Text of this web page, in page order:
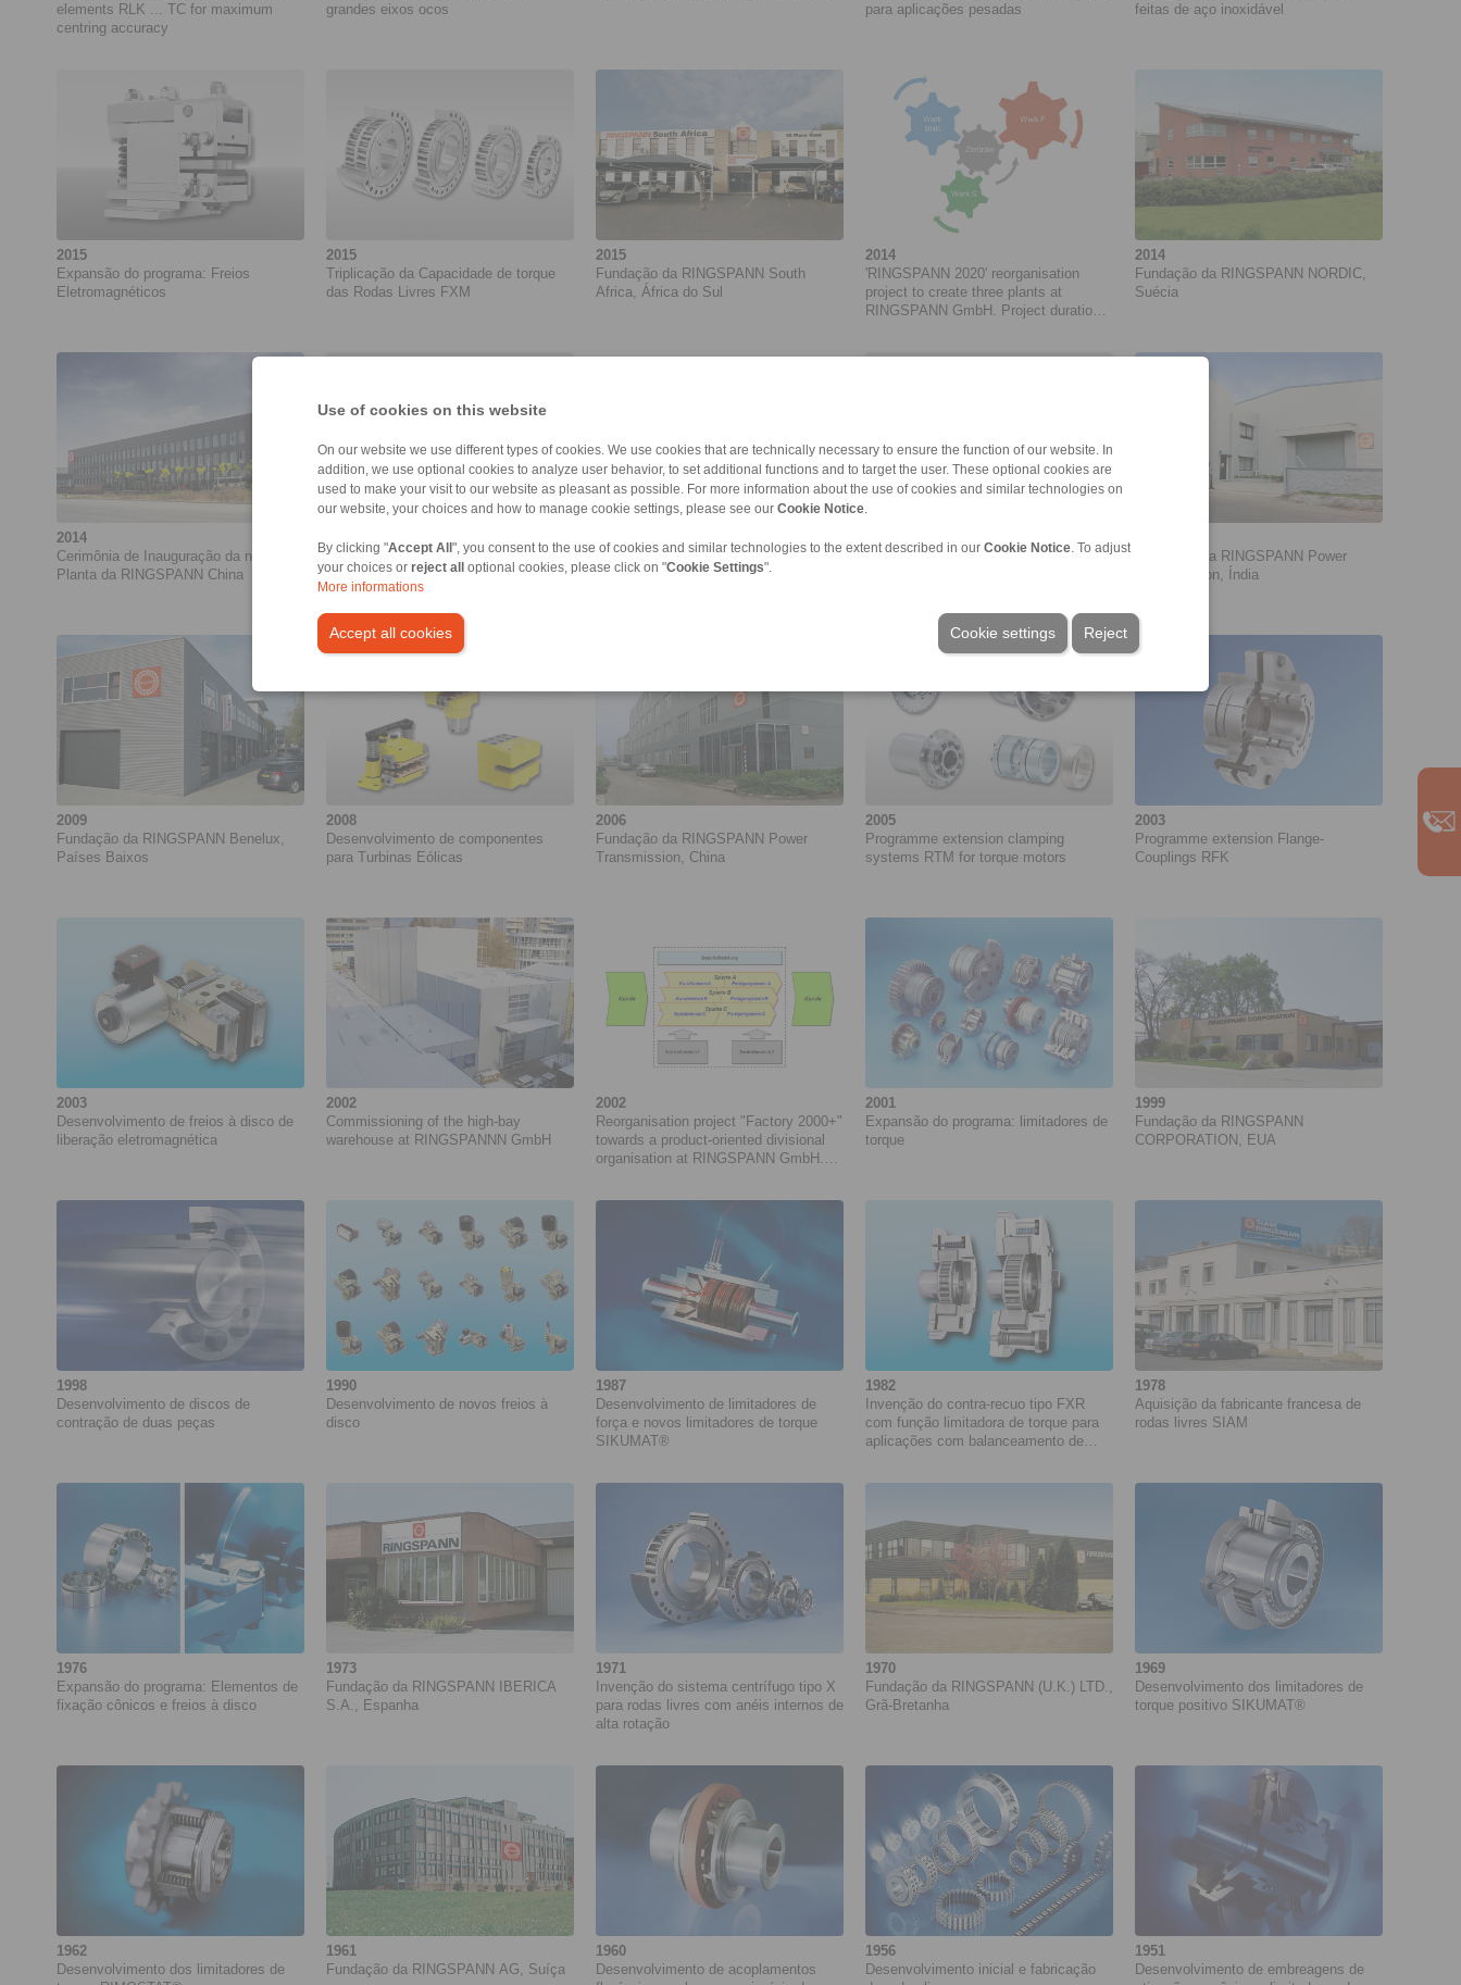
Use of cookies on this website
On our website we use different types of cookies. We use cookies that are technically necessary to ensure the function of our website. In
addition, we use optional cookies to analyze user behavior, to set additional functions and to target the user. These optional cookies are
used to make your visit to our website as pleasant as possible. For more information about the use of cookies and similar technologies on
our website, your choices and how to manage cookie settings, please see our Cookie Notice
By clicking "Accept All ", you consent to the use of cookies and similar technologies to the extent described in our Cookie Notice . To adjust
your choices or reject all optional cookies, please click on "Cookie Settings".
More informations
Accept all cookies Reject
Cookie settings
elements RLK ... TC for maximum
centring accuracy
grandes eixos ocos
para aplicações pesadas
feitas de aço inoxidável
2015
Expansão do programa: Freios
Eletromagnéticos
2015
Triplicação da Capacidade de torque
das Rodas Livres FXM
2015
Fundação da RINGSPANN South
Africa, África do Sul
2014
'RINGSPANN 2020' reorganisation
project to create three plants at
RINGSPANN GmbH. Project duration:
2014
Fundação da RINGSPANN NORDIC,
Suécia
2014
Cerimônia de Inauguração da nova
Planta da RINGSPANN China
Sistema de Controle BCS 600 para
frenagem controlada
Introduction of SAP at RINGSPANN
GmbH and subsequent roll-out to the
Programme extension Housing
Fundação da RINGSPANN Power
Transmission, Índia
2009
Fundação da RINGSPANN Benelux,
Países Baixos
2008
Desenvolvimento de componentes
para Turbinas Eólicas
2006
Fundação da RINGSPANN Power
Transmission, China
2005
Programme extension clamping
systems RTM for torque motors
2003
Programme extension Flange-
Couplings RFK
2003
Desenvolvimento de freios à disco de
liberação eletromagnética
2002
Commissioning of the high-bay
warehouse at RINGSPANNN GmbH
2002
Reorganisation project "Factory 2000+"
towards a product-oriented divisional
organisation at RINGSPANN GmbH.
2001
Expansão do programa: limitadores de
torque
1999
Fundação da RINGSPANN
CORPORATION, EUA
1998
Desenvolvimento de discos de
contração de duas peças
1990
Desenvolvimento de novos freios à
disco
1987
Desenvolvimento de limitadores de
força e novos limitadores de torque
SIKUMAT®
1982
Invenção do contra-recuo tipo FXR
com função limitadora de torque para
aplicações com balanceamento de
1978
Aquisição da fabricante francesa de
rodas livres SIAM
1976
Expansão do programa: Elementos de
fixação cônicos e freios à disco
1973
Fundação da RINGSPANN IBERICA
S.A., Espanha
1971
Invenção do sistema centrífugo tipo X
para rodas livres com anéis internos de
alta rotação
1970
Fundação da RINGSPANN (U.K.) LTD.,
Grã-Bretanha
1969
Desenvolvimento dos limitadores de
torque positivo SIKUMAT®
1962
Desenvolvimento dos limitadores de
1961
Fundação da RINGSPANN AG, Suíça
1960
Desenvolvimento de acoplamentos
1956
Desenvolvimento inicial e fabricação
1951
Desenvolvimento de embreagens de